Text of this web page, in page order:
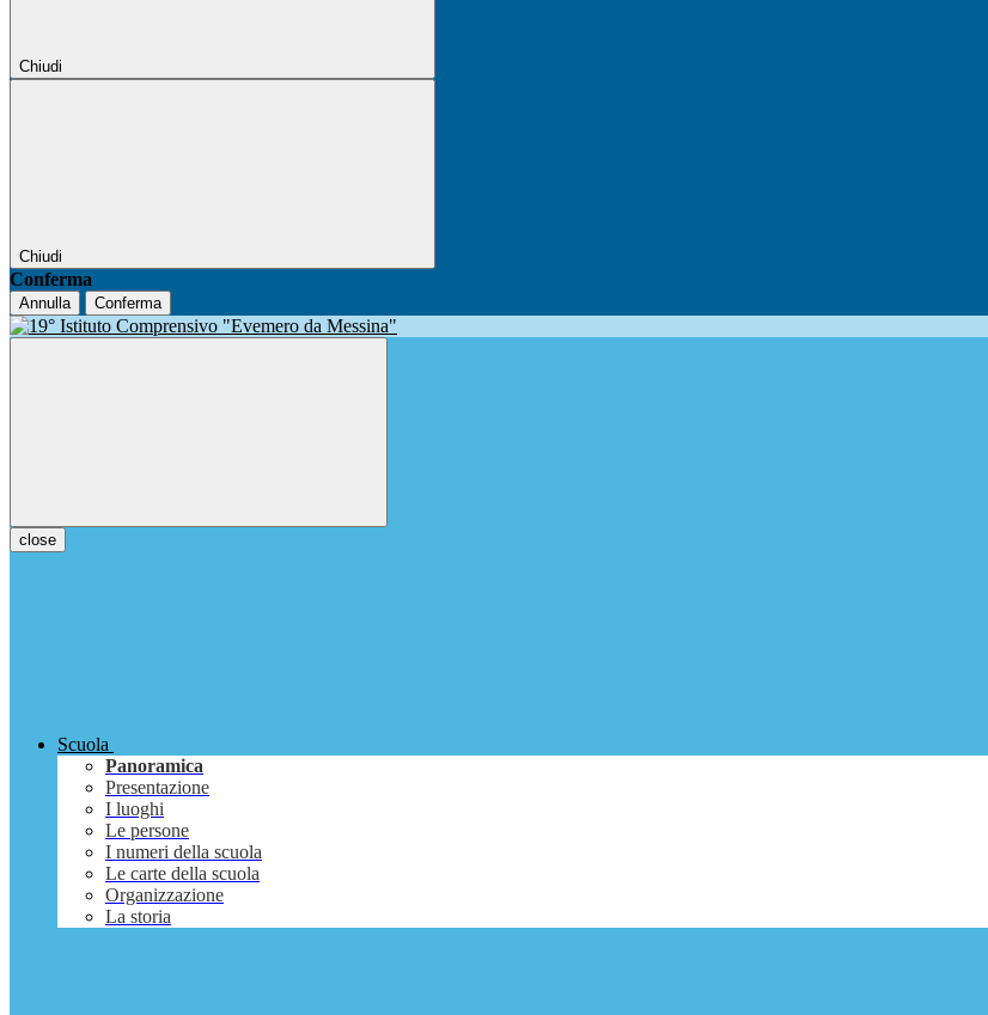
Chiudi
Chiudi
Conferma
Annulla Conferma
close
Scuola
Panoramica
Presentazione
I luoghi
Le persone
I numeri della scuola
Le carte della scuola
Organizzazione
La storia